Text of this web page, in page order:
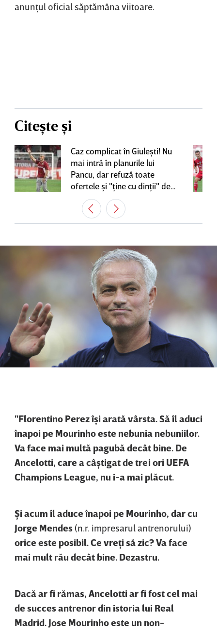
anunţul oficial săptămâna viitoare.
Citește și
Caz complicat în Giuleşti! Nu
mai intră în planurile lui
Pancu, dar refuză toate
ofertele şi "ţine cu dinţii" de
contractul cu Rapid
"Florentino Perez îşi arată vârsta. Să îl aduci
înapoi pe Mourinho este nebunia nebuniilor.
Va face mai multă pagubă decât bine. De
Ancelotti, care a câştigat de trei ori UEFA
Champions League, nu i-a mai plăcut.
Şi acum îl aduce înapoi pe Mourinho, dar cu
Jorge Mendes (n.r. impresarul antrenorului)
orice este posibil. Ce vreţi să zic? Va face
mai mult rău decât bine. Dezastru.
Dacă ar fi rămas, Ancelotti ar fi fost cel mai
de succes antrenor din istoria lui Real
Madrid. Jose Mourinho este un non-